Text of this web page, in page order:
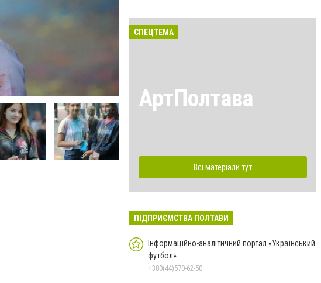
СПЕЦТЕМА
АртПолтава
Всі матеріали тут
ПІДПРИЄМСТВА ПОЛТАВИ
Інформаційно-аналітичний портал «Український
футбол»
+380(44)570-62-50